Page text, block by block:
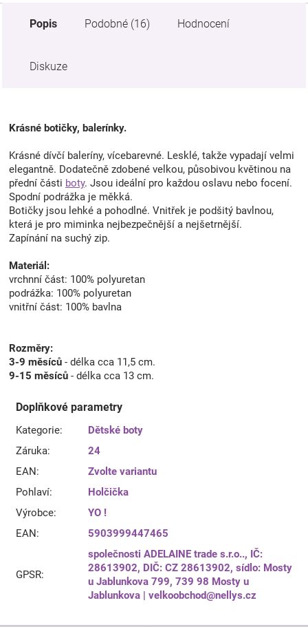
Popis Podobné (16) Hodnocení
Diskuze
Krásné botičky, balerínky.
Krásné dívčí baleríny, vícebarevné. Lesklé, takže vypadají velmi
elegantně. Dodatečně zdobené velkou, působivou květinou na
přední části boty. Jsou ideální pro každou oslavu nebo focení.
Spodní podrážka je měkká.
Botičky jsou lehké a pohodlné. Vnitřek je podšitý bavlnou,
která je pro miminka nejbezpečnější a nejšetrnější.
Zapínání na suchý zip.
Materiál:
vrchnní část: 100% polyuretan
podrážka: 100% polyuretan
vnitřní část: 100% bavlna
Rozměry:
3-9 měsíců - délka cca 11,5 cm.
9-15 měsíců - délka cca 13 cm.
Doplňkové parametry
Kategorie:
Dětské boty
Záruka:
24
EAN:
Zvolte variantu
Pohlaví:
Holčička
Výrobce:
YO !
EAN: 5903999447465
GPSR:
společnosti ADELAINE trade s.r.o.., IČ:
28613902, DIČ: CZ 28613902, sídlo: Mosty
u Jablunkova 799, 739 98 Mosty u
Jablunkova | velkoobchod@nellys.cz